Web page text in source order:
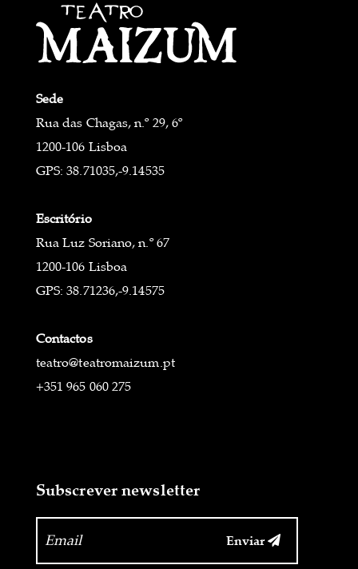
Sede
Rua das Chagas, n.º 29, 6º
1200-106 Lisboa
GPS: 38.71035,-9.14535
Escritório
Rua Luz Soriano, n.º 67
1200-106 Lisboa
GPS: 38.71236,-9.14575
Contactos
teatro@teatromaizum.pt
+351 965 060 275
Subscrever newsletter
Enviar